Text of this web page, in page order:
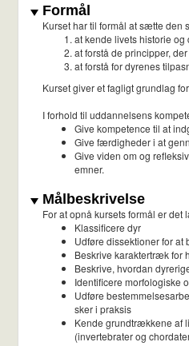
Formål
Kurset har til formål at sætte den
at kende livets historie
at forstå de principper,
at forstå for dyrenes
Kurset giver et fagligt grundlag
I forhold til uddannelsens
Give kompetence til at
Give færdigheder i at
Give viden om og
emner.
Målbeskrivelse
For at opnå kursets formål er
Klassificere dyr
Udføre dissektioner for at
Beskrive karaktertræk for
Beskrive, hvordan
Identificere morfologiske
Udføre
sker i praksis
Kende grundtrækkene af
(invertebrater og